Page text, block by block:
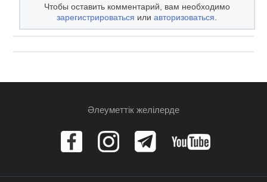
Чтобы оставить комментарий, вам необходимо
зарегистрироваться илиавторизоваться.
Әлеуметтік желілерде